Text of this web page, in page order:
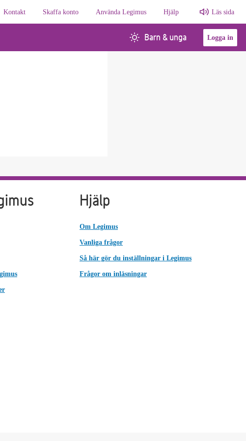
Kontakt
Skaffa konto Använda Legimus Hjälp Läs sida
Barn & unga Logga in
Hjälp
Om Legimus
Vanliga frågor
Så här gör du inställningar i Legimus
Frågor om inläsningar